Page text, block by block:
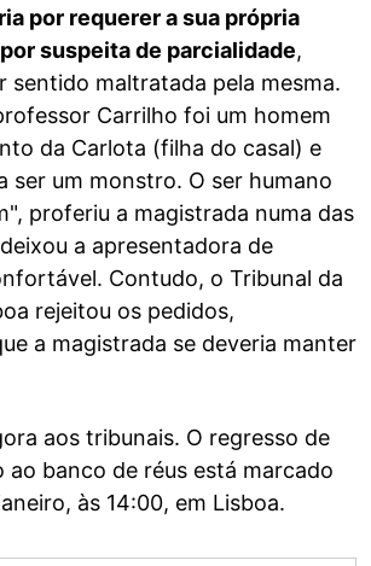
por requerer a sua própria
suspeita de parcialidade,
sentido maltratada pela mesma.
Carrilho foi um homem
da Carlota (filha do casal) e
ser um monstro. O ser humano
proferiu a magistrada numa das
a apresentadora de
Contudo, o Tribunal da
rejeitou os pedidos,
a magistrada se deveria manter
aos tribunais. O regresso de
ao banco de réus está marcado
às 14:00, em Lisboa.